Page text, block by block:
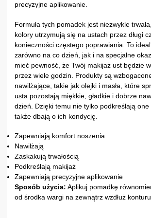
precyzyjne aplikowanie.
Formuła tych pomadek jest niezwykle
kolory utrzymują się na ustach przez długi
konieczności częstego poprawiania. To
zarówno na co dzień, jak i na specjalne
mieć pewność, że Twój makijaż ust będzie
przez wiele godzin. Produkty są
nawilżające, takie jak olejki i masła, które
usta pozostają miękkie, gładkie i dobrze
dzień. Dzięki temu nie tylko podkreślają
także dbają o ich kondycję.
Zapewniają komfort noszenia
Nawilżają
Zaskakują trwałością
Podkreślają makijaż
Zapewniają precyzyjne aplikowanie
Sposób użycia: Aplikuj pomadkę
od środka wargi na zewnątrz wzdłuż konturu